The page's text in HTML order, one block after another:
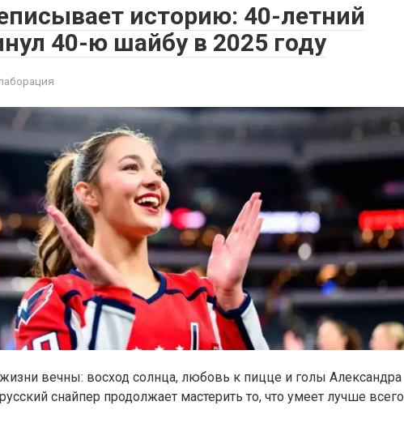
историю: 40-летний
40-ю шайбу в 2025 году
вечны: восход солнца, любовь к пицце и голы Александра
снайпер продолжает мастерить то, что умеет лучше всего